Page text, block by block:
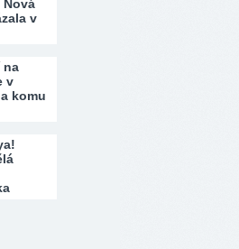
Nová
v
na
v
komu